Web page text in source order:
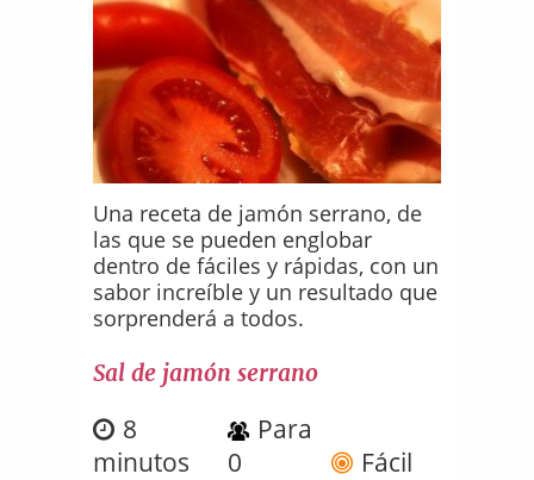
Una receta de jamón serrano, de
las que se pueden englobar
dentro de fáciles y rápidas, con un
sabor increíble y un resultado que
sorprenderá a todos.
Sal de jamón serrano
8
minutos
Para
0
Fácil